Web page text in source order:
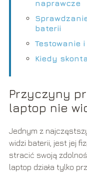
naprawcze
baterii
Testowanie
Kiedy
Przyczyny
laptop nie
Jednym z
widzi baterii, jest jej
stracić swoją
laptop działa tylko